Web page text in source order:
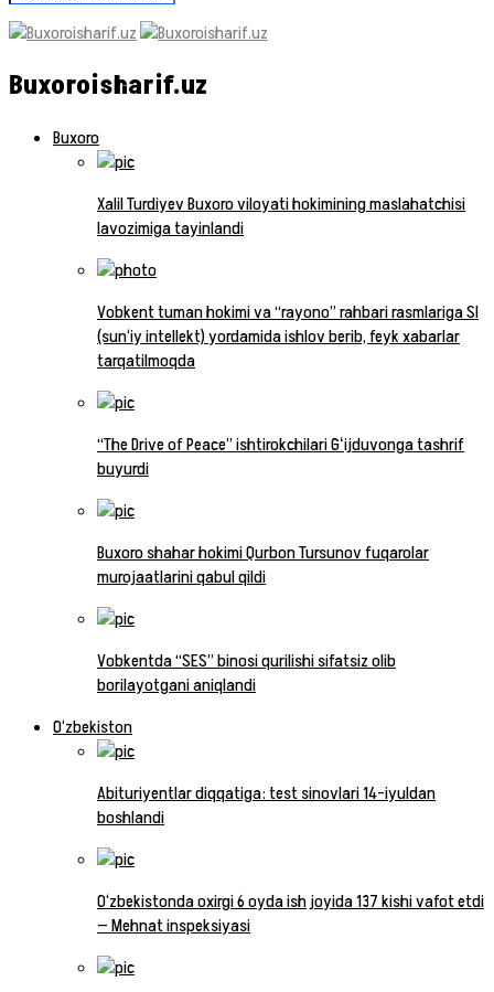
Buxoroisharif.uz
Buxoro
Xalil Turdiyev Buxoro viloyati hokimining maslahatchisi
lavozimiga tayinlandi
Vobkent tuman hokimi va “rayono” rahbari rasmlariga SI
(sun‘iy intellekt) yordamida ishlov berib, feyk xabarlar
tarqatilmoqda
“The Drive of Peace” ishtirokchilari Gʻijduvonga tashrif
buyurdi
Buxoro shahar hokimi Qurbon Tursunov fuqarolar
murojaatlarini qabul qildi
Vobkentda “SES” binosi qurilishi sifatsiz olib
borilayotgani aniqlandi
O‘zbekiston
Abituriyentlar diqqatiga: test sinovlari 14-iyuldan
boshlandi
O‘zbekistonda oxirgi 6 oyda ish joyida 137 kishi vafot etdi
— Mehnat inspeksiyasi